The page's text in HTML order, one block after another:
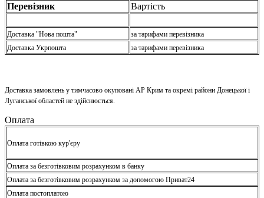
Перевізник
Вартість
Доставка "Нова пошта"
за тарифами перевізника
Доставка Укрпошта
за тарифами перевізника
Доставка замовлень у тимчасово окуповані АР Крим та окремі райони Донецької і
Луганської областей не здійснюється.
Оплата
Оплата готівкою кур'єру
Оплата за безготівковим розрахунком в банку
Оплата за безготівковим розрахунком за допомогою Приват24
Оплата постоплатою